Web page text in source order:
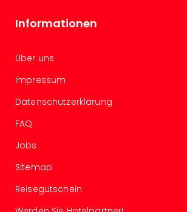
Informationen
Über uns
Impressum
Datenschutzerklärung
FAQ
Jobs
Sitemap
Reisegutschein